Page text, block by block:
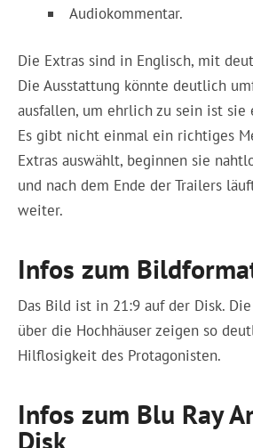
Audiokommentar.
Die Extras sind in Englisch, mit
Die Ausstattung könnte deutlich
ausfallen, um ehrlich zu sein ist sie
Es gibt nicht einmal ein richtiges
Extras auswählt, beginnen sie
und nach dem Ende der Trailers
weiter.
Infos zum
Das Bild ist in 21:9 auf der Disk.
über die Hochhäuser zeigen so
Hilflosigkeit des Protagonisten.
Infos zum Blu Ray
Disk